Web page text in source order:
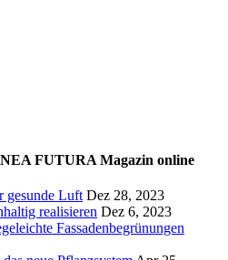
FUTURA Magazin online
gesunde Luft Dez 28, 2023
realisieren Dez 6, 2023
Fassadenbegrünungen